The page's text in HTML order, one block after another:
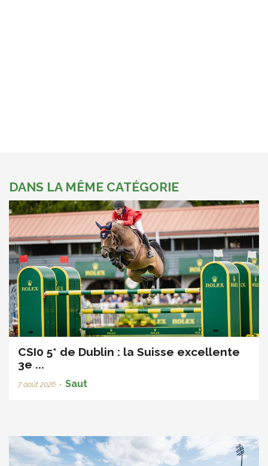
DANS LA MÊME CATÉGORIE
CSI0 5* de Dublin : la Suisse excellente
3e ...
7 août 2026 • Saut